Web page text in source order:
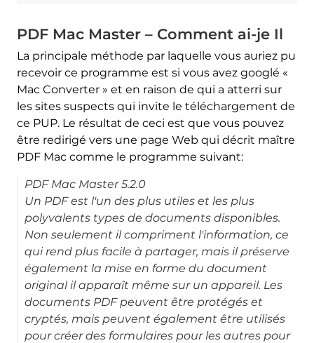
PDF Mac Master – Comment ai-je Il
La principale méthode par laquelle vous auriez pu
recevoir ce programme est si vous avez googlé «
Mac Converter » et en raison de qui a atterri sur
les sites suspects qui invite le téléchargement de
ce PUP. Le résultat de ceci est que vous pouvez
être redirigé vers une page Web qui décrit maître
PDF Mac comme le programme suivant:
PDF Mac Master 5.2.0
Un PDF est l'un des plus utiles et les plus
polyvalents types de documents disponibles.
Non seulement il compriment l'information, ce
qui rend plus facile à partager, mais il préserve
également la mise en forme du document
original il apparaît même sur un appareil. Les
documents PDF peuvent être protégés et
cryptés, mais peuvent également être utilisés
pour créer des formulaires pour les autres pour